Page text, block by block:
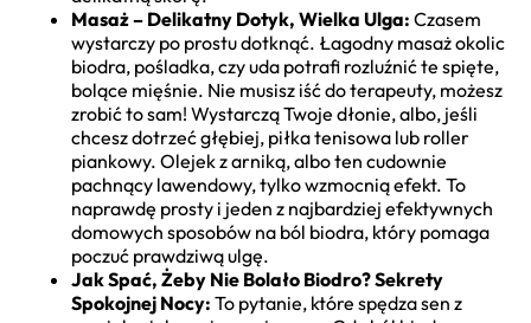
Masaż – Delikatny Dotyk, Wielka Ulga: Czasem
wystarczy po prostu dotknąć. Łagodny masaż okolic
biodra, pośladka, czy uda potrafi rozluźnić te spięte,
bolące mięśnie. Nie musisz iść do terapeuty, możesz
zrobić to sam! Wystarczą Twoje dłonie, albo, jeśli
chcesz dotrzeć głębiej, piłka tenisowa lub roller
piankowy. Olejek z arniką, albo ten cudownie
pachnący lawendowy, tylko wzmocnią efekt. To
naprawdę prosty i jeden z najbardziej efektywnych
domowych sposobów na ból biodra, który pomaga
poczuć prawdziwą ulgę.
Jak Spać, Żeby Nie Bolało Biodro? Sekrety
Spokojnej Nocy: To pytanie, które spędza sen z